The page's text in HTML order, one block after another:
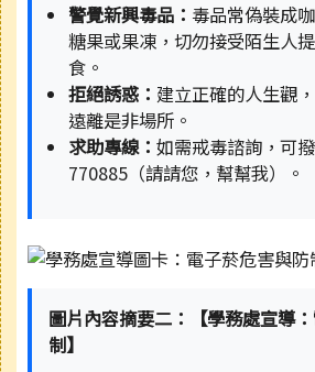
警覺新興毒品： 毒品常偽裝成
糖果或果凍，切勿接受陌生人
食。
拒絕誘惑： 建立正確的人生觀
遠離是非場所。
求助專線：如需戒毒諮詢，可
770885（請請您，幫幫我）。
圖片內容摘要二：【學務處宣導
制】